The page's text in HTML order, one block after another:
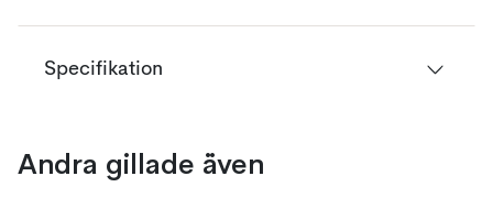
Specifikation
Andra gillade även